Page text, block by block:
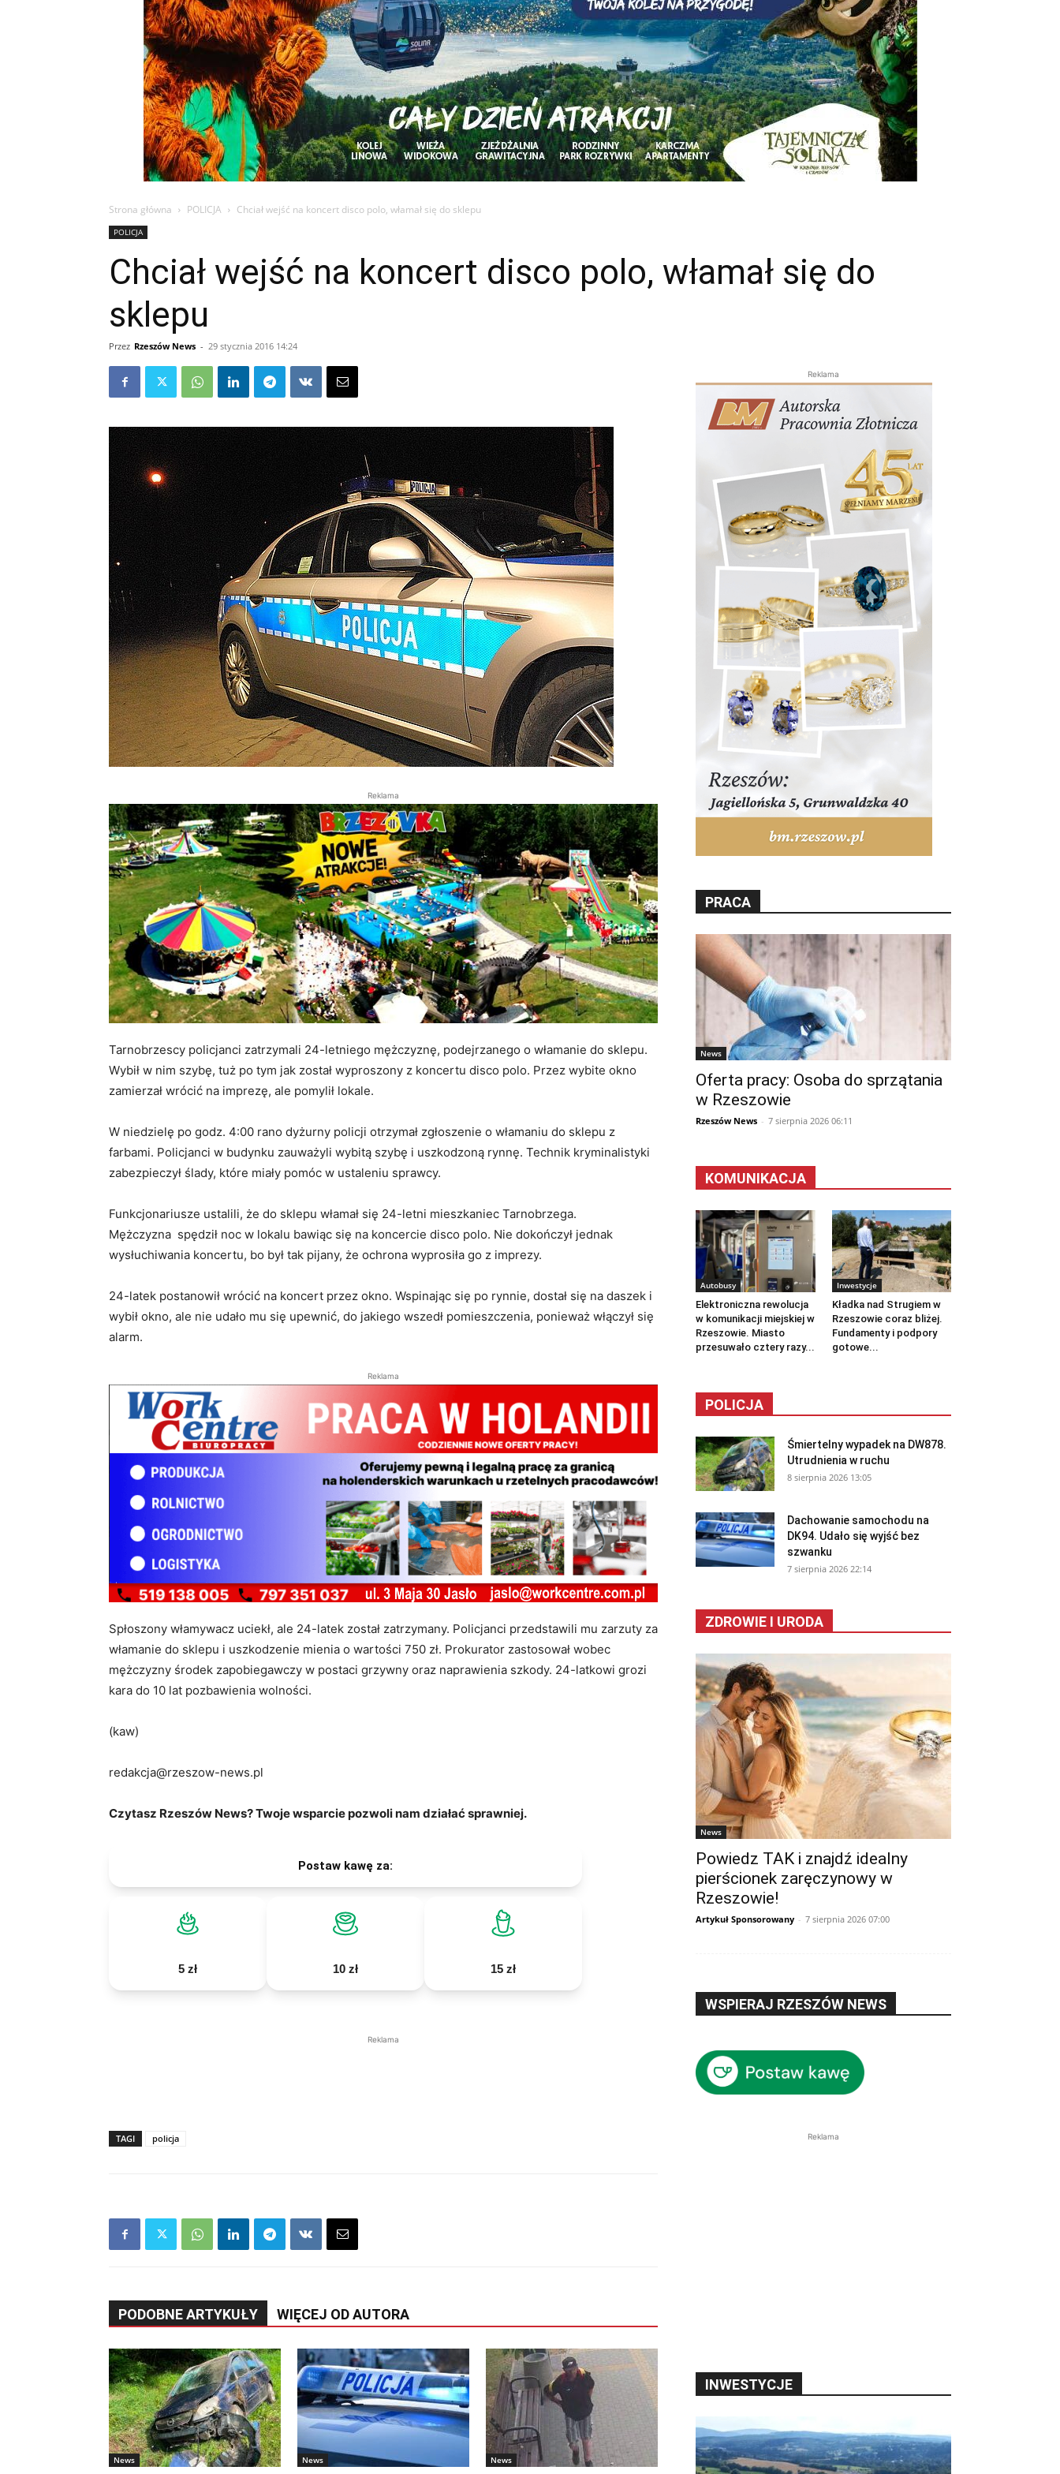
Strona główna POLICJA Chciał wejść na koncert disco polo, włamał się do sklepu
POLICJA
Chciał wejść na koncert disco polo, włamał się do
sklepu
Przez Rzeszów News - 29 stycznia 2016 14:24
Reklama
Tarnobrzescy policjanci zatrzymali 24-letniego mężczyznę, podejrzanego o włamanie do sklepu.
Wybił w nim szybę, tuż po tym jak został wyproszony z koncertu disco polo. Przez wybite okno
zamierzał wrócić na imprezę, ale pomylił lokale.
W niedzielę po godz. 4:00 rano dyżurny policji otrzymał zgłoszenie o włamaniu do sklepu z
farbami. Policjanci w budynku zauważyli wybitą szybę i uszkodzoną rynnę. Technik kryminalistyki
zabezpieczył ślady, które miały pomóc w ustaleniu sprawcy.
Funkcjonariusze ustalili, że do sklepu włamał się 24-letni mieszkaniec Tarnobrzega.
Mężczyzna spędził noc w lokalu bawiąc się na koncercie disco polo. Nie dokończył jednak
wysłuchiwania koncertu, bo był tak pijany, że ochrona wyprosiła go z imprezy.
24-latek postanowił wrócić na koncert przez okno. Wspinając się po rynnie, dostał się na daszek i
wybił okno, ale nie udało mu się upewnić, do jakiego wszedł pomieszczenia, ponieważ włączył się
alarm.
Reklama
Spłoszony włamywacz uciekł, ale 24-latek został zatrzymany. Policjanci przedstawili mu zarzuty za
włamanie do sklepu i uszkodzenie mienia o wartości 750 zł. Prokurator zastosował wobec
mężczyzny środek zapobiegawczy w postaci grzywny oraz naprawienia szkody. 24-latkowi grozi
kara do 10 lat pozbawienia wolności.
(kaw)
redakcja@rzeszow-news.pl
Czytasz Rzeszów News? Twoje wsparcie pozwoli nam działać sprawniej.
Postaw kawę za:
5 zł 10 zł 15 zł
Reklama
TAGI policja
PODOBNE ARTYKUŁY WIĘCEJ OD AUTORA
News News News
Reklama
PRACA
News
Oferta pracy: Osoba do sprzątania
w Rzeszowie
Rzeszów News - 7 sierpnia 2026 06:11
KOMUNIKACJA
Autobusy
Elektroniczna rewolucja
w komunikacji miejskiej w
Rzeszowie. Miasto
przesuwało cztery razy...
Inwestycje
Kładka nad Strugiem w
Rzeszowie coraz bliżej.
Fundamenty i podpory
gotowe...
POLICJA
Śmiertelny wypadek na DW878.
Utrudnienia w ruchu
8 sierpnia 2026 13:05
Dachowanie samochodu na
DK94. Udało się wyjść bez
szwanku
7 sierpnia 2026 22:14
ZDROWIE I URODA
News
Powiedz TAK i znajdź idealny
pierścionek zaręczynowy w
Rzeszowie!
Artykuł Sponsorowany - 7 sierpnia 2026 07:00
WSPIERAJ RZESZÓW NEWS
Reklama
INWESTYCJE